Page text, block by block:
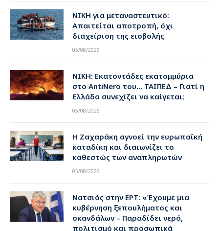
ΝΙΚΗ για μεταναστευτικό:
Απαιτείται αποτροπή, όχι
διαχείριση της εισβολής
05/08/2026
ΝΙΚΗ: Εκατοντάδες εκατομμύρια
στο AntiNero του… ΤΑΙΠΕΔ – Γιατί η
Ελλάδα συνεχίζει να καίγεται;
05/08/2026
Η Ζαχαράκη αγνοεί την ευρωπαϊκή
καταδίκη και διαιωνίζει το
καθεστώς των αναπληρωτών
05/08/2026
Νατσιός στην ΕΡΤ: «Έχουμε μια
κυβέρνηση ξεπουλήματος και
σκανδάλων – Παραδίδει νερό,
πολιτισμό και προσωπικά